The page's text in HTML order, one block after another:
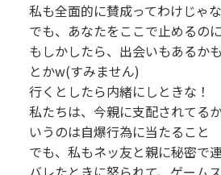
私も全面的に賛成ってわけじゃ
でも、あなたをここで止めるの
もしかしたら、出会いもあるか
とかw(すみません)
行くとしたら内緒にしときな！
私たちは、今親に支配されてる
いうのは自爆行為に当たること
でも、私もネッ友と親に秘密で